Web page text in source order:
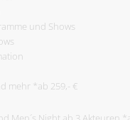
und Shows
mehr *ab 259,- €